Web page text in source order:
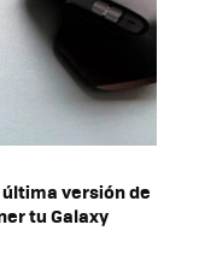
versión de
tu Galaxy